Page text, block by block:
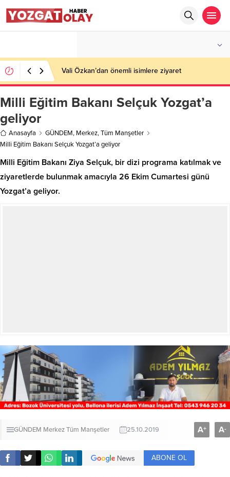
Vali Özkan’dan önemli isimlere ziyaret
Milli Eğitim Bakanı Selçuk Yozgat’a
geliyor
Anasayfa GÜNDEM, Merkez,Tüm Manşetler
Milli Eğitim Bakanı Selçuk Yozgat’a geliyor
Milli Eğitim Bakanı Ziya Selçuk, bir dizi programa katılmak ve
ziyaretlerde bulunmak amacıyla 26 Ekim Cumartesi günü
Yozgat’a geliyor.
GÜNDEM MerkezTüm Manşetler 25.10.2019 A+ A-
ABONE OL